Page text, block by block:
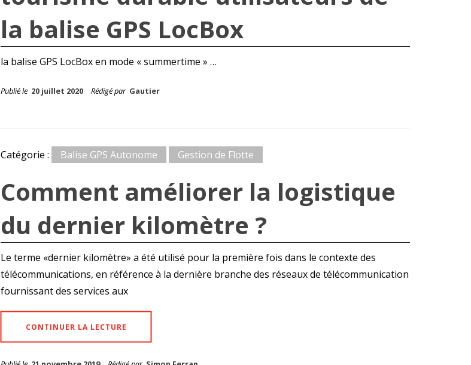
la balise GPS LocBox
la balise GPS LocBox en mode « summertime » …
Publié le 20 juillet 2020 Rédigé par Gautier
Catégorie : Balise GPS Autonome Gestion de Flotte
Comment améliorer la logistique
du dernier kilomètre ?
Le terme «dernier kilomètre» a été utilisé pour la première fois dans le contexte des
télécommunications, en référence à la dernière branche des réseaux de télécommunication
fournissant des services aux
CONTINUER LA LECTURE